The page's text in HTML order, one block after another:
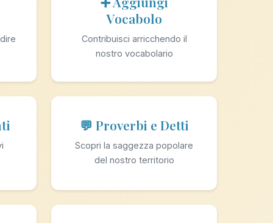
Vocabolo
Contribuisci arricchendo il
nostro vocabolario
💬 Proverbi e Detti
Scopri la saggezza popolare
del nostro territorio